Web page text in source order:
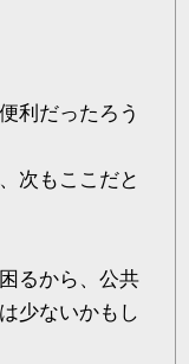
利だったろう
次もここだと
るから、公共
少ないかもし